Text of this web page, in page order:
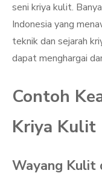
seni kriya kulit.
Indonesia yang
teknik dan sejarah
dapat menghargai
Contoh
Kriya Kulit
Wayang Kulit